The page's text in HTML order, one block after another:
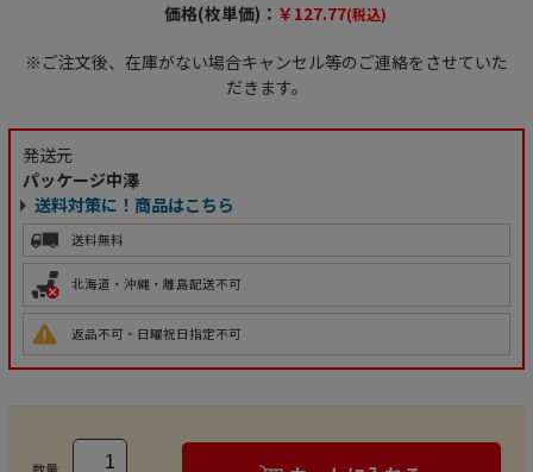
価格(枚単価)： ￥127.77(税込)
※ご注文後、在庫がない場合キャンセル等のご連絡をさせていた
だきます。
発送元
パッケージ中澤
送料対策に！商品はこちら
送料無料
北海道・沖縄・離島配送不可
返品不可・日曜祝日指定不可